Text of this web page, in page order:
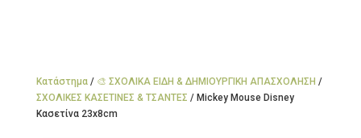
Κατάστημα/ 🎨 ΣΧΟΛΙΚΑ ΕΙΔΗ & ΔΗΜΙΟΥΡΓΙΚΗ ΑΠΑΣΧΟΛΗΣΗ /
ΣΧΟΛΙΚΕΣ ΚΑΣΕΤΙΝΕΣ & ΤΣΑΝΤΕΣ / Mickey Mouse Disney
Κασετίνα 23x8cm